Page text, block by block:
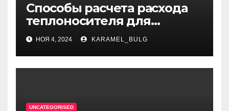
Способы расчета расхода
теплоносителя для
системы отопления
НОЯ 4, 2024 KARAMEL_BULG
UNCATEGORISED